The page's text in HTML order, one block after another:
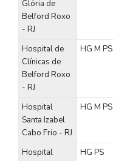
Glória de
Belford Roxo
- RJ
Hospital de
Clínicas de
Belford Roxo
- RJ
HG M PS
Hospital
Santa Izabel
Cabo Frio - RJ
HG M PS
Hospital
HG PS